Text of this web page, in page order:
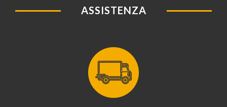
ASSISTENZA